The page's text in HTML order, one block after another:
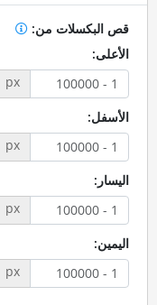
قص البكسلات من:
الأعلى:
px
الأسفل:
px
اليسار:
px
اليمين:
px